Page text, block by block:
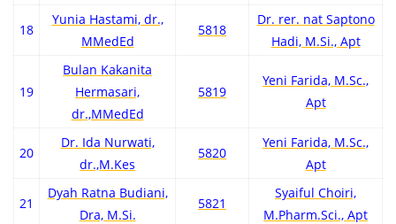
18
Yunia Hastami, dr.,
MMedEd
5818
Dr. rer. nat Saptono
Hadi, M.Si., Apt
19
Bulan Kakanita
Hermasari,
dr.,MMedEd
5819
Yeni Farida, M.Sc.,
Apt
20
Dr. Ida Nurwati,
dr.,M.Kes
5820
Yeni Farida, M.Sc.,
Apt
21
Dyah Ratna Budiani,
Dra, M.Si.
5821
Syaiful Choiri,
M.Pharm.Sci., Apt